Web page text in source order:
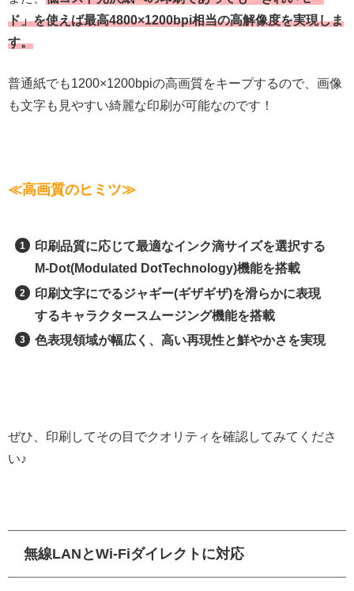
ド」を使えば最高4800×1200bpi相当の高解像度を実現しま
す。
普通紙でも1200×1200bpiの高画質をキープするので、画像
も文字も見やすい綺麗な印刷が可能なのです！
≪高画質のヒミツ≫
印刷品質に応じて最適なインク滴サイズを選択する
M-Dot(Modulated DotTechnology)機能を搭載
印刷文字にでるジャギー(ギザギザ)を滑らかに表現
するキャラクタースムージング機能を搭載
色表現領域が幅広く、高い再現性と鮮やかさを実現
ぜひ、印刷してその目でクオリティを確認してみてくださ
い♪
無線LANとWi-Fiダイレクトに対応